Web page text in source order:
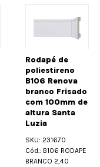
Rodapé de
poliestireno
B106 Renova
branco Frisado
com 100mm de
altura Santa
Luzia
SKU: 231670
Cód.: B106 RODAPE
BRANCO 2,40